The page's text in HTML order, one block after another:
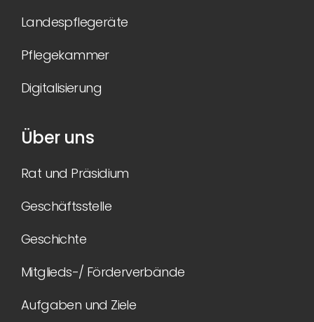
Landespflegeräte
Pflegekammer
Digitalisierung
Über uns
Rat und Präsidium
Geschäftsstelle
Geschichte
Mitglieds-/ Förderverbände
Aufgaben und Ziele